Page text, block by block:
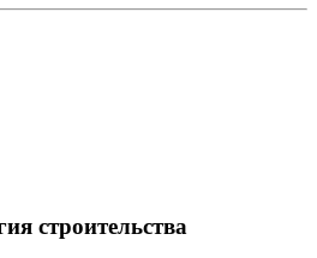
строительства